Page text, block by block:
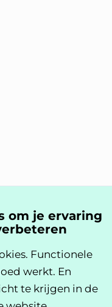
om je ervaring
Functionele
werkt. En
te krijgen in de